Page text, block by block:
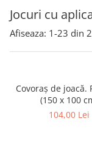
Jocuri cu
Afiseaza: 1-23 din
Covoraș de joacă.
(150 x 100
104,00 Lei